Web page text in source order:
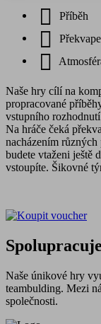
Příběh
Naše hry cílí na
propracované
vstupního
Na hráče čeká
nacházením
budete vtaženi ještě
vstoupíte. Šikovné
Naše únikové hry
teambulding. Mezi
společnosti.